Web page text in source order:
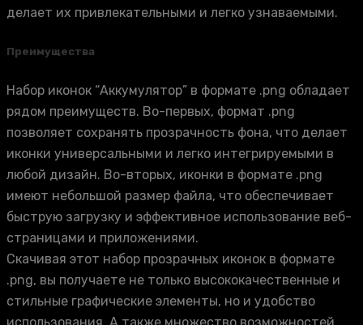
делает их привлекательными и легко узнаваемыми.
Преимущества
Набор иконок “Аккумулятор” в формате .png обладает
рядом преимуществ. Во-первых, формат .png
позволяет сохранять прозрачность фона, что делает
иконки универсальными и легко интегрируемыми в
любой дизайн. Во-вторых, иконки в формате .png
имеют небольшой размер файла, что обеспечивает
быструю загрузку и эффективное использование веб-
страницами и приложениями.
Скачивая этот набор прозрачных иконок в формате
.png, вы получаете не только высококачественные и
стильные графические элементы, но и удобство